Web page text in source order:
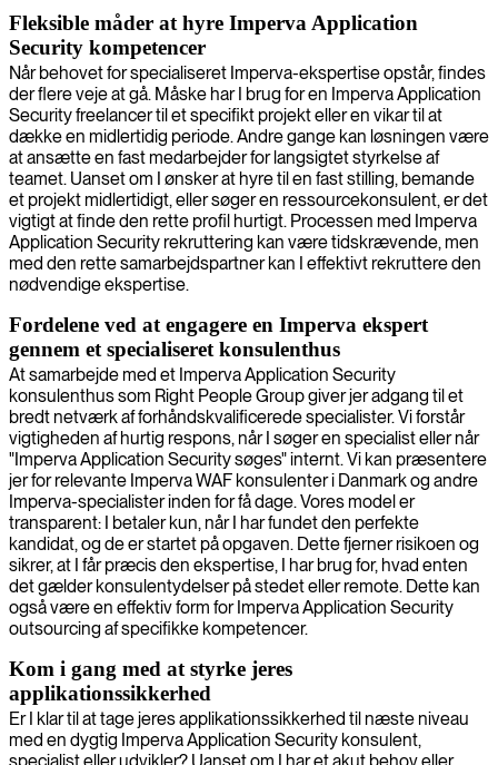
Fleksible måder at hyre Imperva Application
Security kompetencer
Når behovet for specialiseret Imperva-ekspertise opstår, findes
der flere veje at gå. Måske har I brug for en Imperva Application
Security freelancer til et specifikt projekt eller en vikar til at
dække en midlertidig periode. Andre gange kan løsningen være
at ansætte en fast medarbejder for langsigtet styrkelse af
teamet. Uanset om I ønsker at hyre til en fast stilling, bemande
et projekt midlertidigt, eller søger en ressourcekonsulent, er det
vigtigt at finde den rette profil hurtigt. Processen med Imperva
Application Security rekruttering kan være tidskrævende, men
med den rette samarbejdspartner kan I effektivt rekruttere den
nødvendige ekspertise.
Fordelene ved at engagere en Imperva ekspert
gennem et specialiseret konsulenthus
At samarbejde med et Imperva Application Security
konsulenthus som Right People Group giver jer adgang til et
bredt netværk af forhåndskvalificerede specialister. Vi forstår
vigtigheden af hurtig respons, når I søger en specialist eller når
"Imperva Application Security søges" internt. Vi kan præsentere
jer for relevante Imperva WAF konsulenter i Danmark og andre
Imperva-specialister inden for få dage. Vores model er
transparent: I betaler kun, når I har fundet den perfekte
kandidat, og de er startet på opgaven. Dette fjerner risikoen og
sikrer, at I får præcis den ekspertise, I har brug for, hvad enten
det gælder konsulentydelser på stedet eller remote. Dette kan
også være en effektiv form for Imperva Application Security
outsourcing af specifikke kompetencer.
Kom i gang med at styrke jeres
applikationssikkerhed
Er I klar til at tage jeres applikationssikkerhed til næste niveau
med en dygtig Imperva Application Security konsulent,
specialist eller udvikler? Uanset om I har et akut behov eller